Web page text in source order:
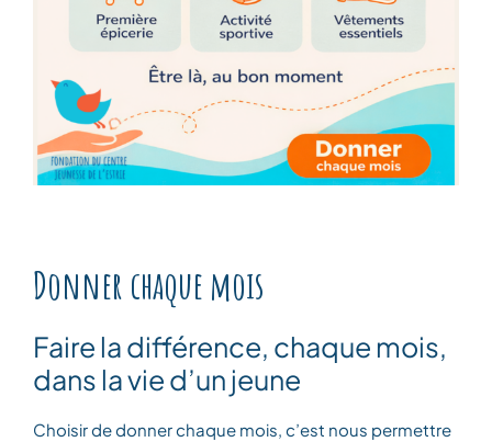
Donner chaque mois
Faire la différence, chaque mois,
dans la vie d’un jeune
Choisir de donner chaque mois, c’est nous permettre